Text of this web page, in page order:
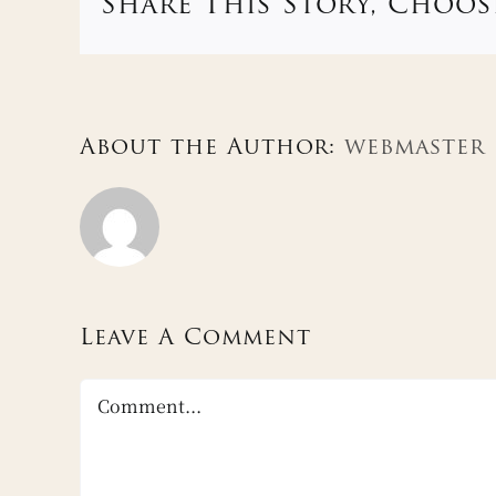
Share This Story,
About the Author: webmaster
Leave A Comment